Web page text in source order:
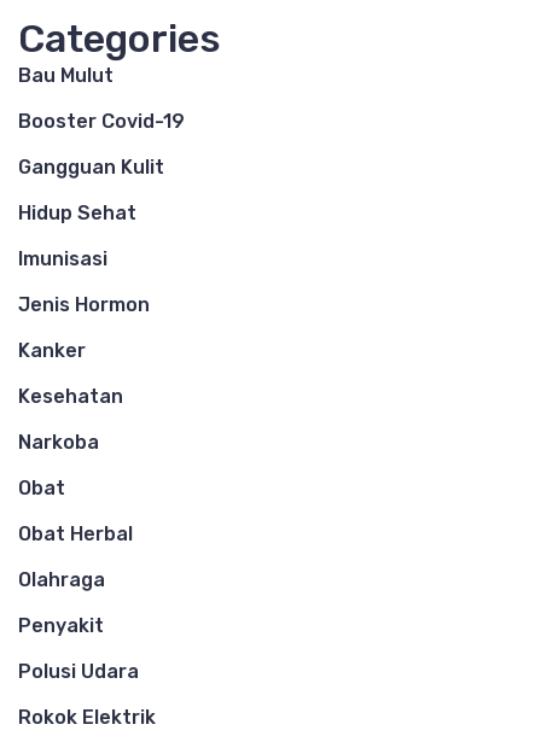
Categories
Bau Mulut
Booster Covid-19
Gangguan Kulit
Hidup Sehat
Imunisasi
Jenis Hormon
Kanker
Kesehatan
Narkoba
Obat
Obat Herbal
Olahraga
Penyakit
Polusi Udara
Rokok Elektrik